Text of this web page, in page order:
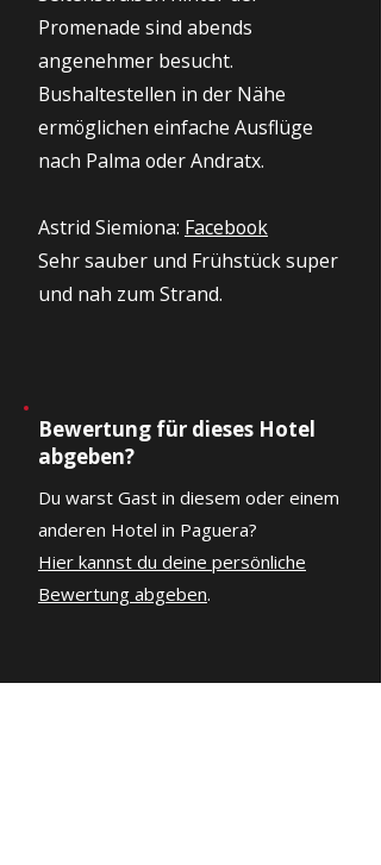
Promenade sind abends
angenehmer besucht.
Bushaltestellen in der Nähe
ermöglichen einfache Ausflüge
nach Palma oder Andratx.
Astrid Siemiona: Facebook
Sehr sauber und Frühstück super
und nah zum Strand.
Bewertung für dieses Hotel
abgeben?
Du warst Gast in diesem oder einem
anderen Hotel in Paguera?
Hier kannst du deine persönliche
Bewertung abgeben.